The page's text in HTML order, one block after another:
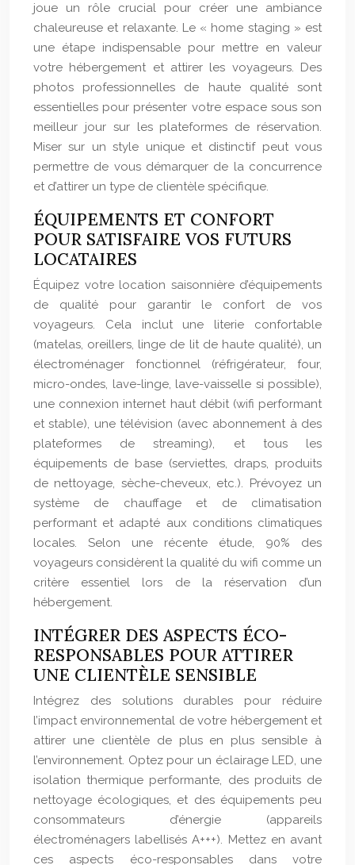
joue un rôle crucial pour créer une ambiance
chaleureuse et relaxante. Le « home staging » est
une étape indispensable pour mettre en valeur
votre hébergement et attirer les voyageurs. Des
photos professionnelles de haute qualité sont
essentielles pour présenter votre espace sous son
meilleur jour sur les plateformes de réservation.
Miser sur un style unique et distinctif peut vous
permettre de vous démarquer de la concurrence
et d’attirer un type de clientèle spécifique.
ÉQUIPEMENTS ET CONFORT
POUR SATISFAIRE VOS FUTURS
LOCATAIRES
Équipez votre location saisonnière d’équipements
de qualité pour garantir le confort de vos
voyageurs. Cela inclut une literie confortable
(matelas, oreillers, linge de lit de haute qualité), un
électroménager fonctionnel (réfrigérateur, four,
micro-ondes, lave-linge, lave-vaisselle si possible),
une connexion internet haut débit (wifi performant
et stable), une télévision (avec abonnement à des
plateformes de streaming), et tous les
équipements de base (serviettes, draps, produits
de nettoyage, sèche-cheveux, etc.). Prévoyez un
système de chauffage et de climatisation
performant et adapté aux conditions climatiques
locales. Selon une récente étude, 90% des
voyageurs considèrent la qualité du wifi comme un
critère essentiel lors de la réservation d’un
hébergement.
INTÉGRER DES ASPECTS ÉCO-
RESPONSABLES POUR ATTIRER
UNE CLIENTÈLE SENSIBLE
Intégrez des solutions durables pour réduire
l’impact environnemental de votre hébergement et
attirer une clientèle de plus en plus sensible à
l’environnement. Optez pour un éclairage LED, une
isolation thermique performante, des produits de
nettoyage écologiques, et des équipements peu
consommateurs d’énergie (appareils
électroménagers labellisés A+++). Mettez en avant
ces aspects éco-responsables dans votre